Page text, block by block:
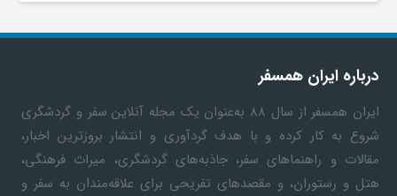
درباره ایران همسفر
ایران همسفر
از سال ۸۸ به‎‌عنوان یک مجله آنلاین سفر و گردشگری
شروع به کار کرده و با هدف گردآوری و انتشار بروزترین اخبار،
مقالات و راهنماهای سفر، جاذبه‌های گردشگری، میراث فرهنگی،
هتل و رستوران، و مقصدهای تفریحی برای علاقه‌مندان به سفر و